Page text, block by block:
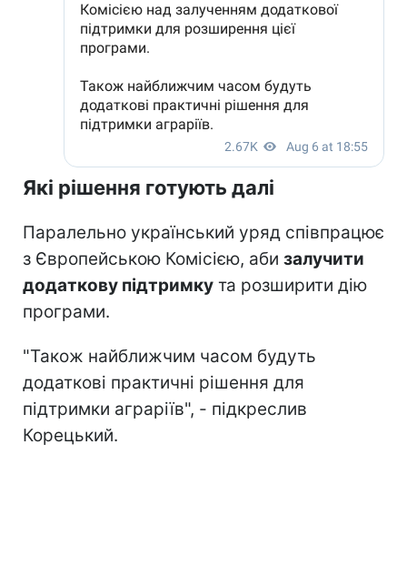
Які рішення готують далі
Паралельно український уряд співпрацює
з Європейською Комісією, аби залучити
додаткову підтримку та розширити дію
програми.
"Також найближчим часом будуть
додаткові практичні рішення для
підтримки аграріїв", - підкреслив
Корецький.